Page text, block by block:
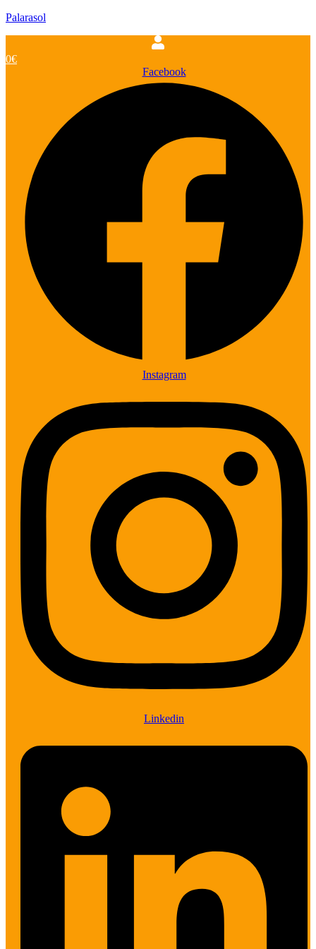
Palarasol
0€
Facebook
Instagram
Linkedin